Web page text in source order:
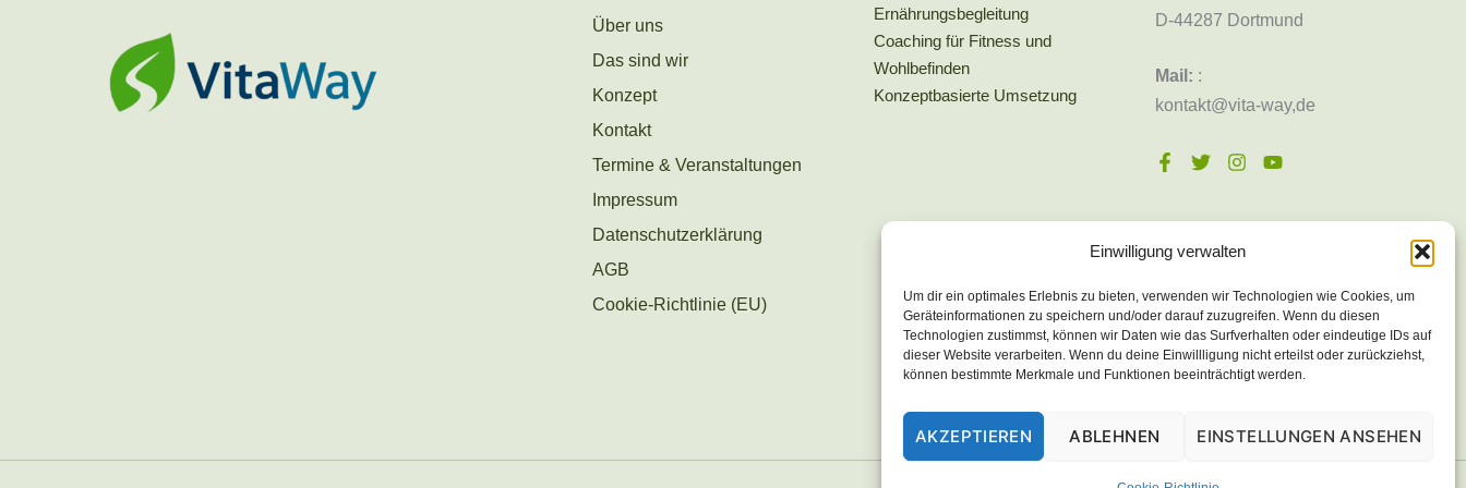
Einwilligung verwalten
Um dir ein optimales Erlebnis zu bieten, verwenden wir Technologien wie Cookies, um
Geräteinformationen zu speichern und/oder darauf zuzugreifen. Wenn du diesen
Technologien zustimmst, können wir Daten wie das Surfverhalten oder eindeutige IDs auf
dieser Website verarbeiten. Wenn du deine Einwillligung nicht erteilst oder zurückziehst,
können bestimmte Merkmale und Funktionen beeinträchtigt werden.
AKZEPTIEREN ABLEHNEN EINSTELLUNGEN ANSEHEN
Über uns
Das sind wir
Konzept
Kontakt
Termine & Veranstaltungen
Impressum
Datenschutzerklärung
AGB
Cookie-Richtlinie (EU)
Ernährungsbegleitung
Coaching für Fitness und
Wohlbefinden
Konzeptbasierte Umsetzung
D-44287 Dortmund
Mail: :
kontakt@vita-way,de